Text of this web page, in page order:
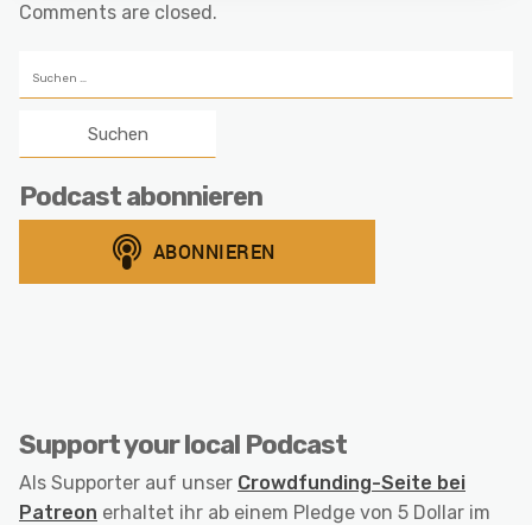
Comments are closed.
nach:
Podcast abonnieren
Support your local Podcast
Als Supporter auf unser Crowdfunding-Seite bei
Patreon erhaltet ihr ab einem Pledge von 5 Dollar im